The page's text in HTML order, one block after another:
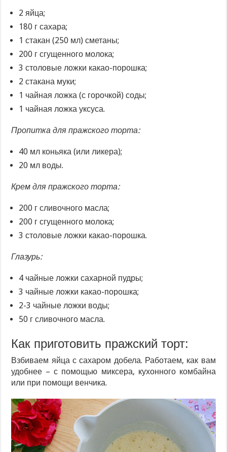
2 яйца;
180 г сахара;
1 стакан (250 мл) сметаны;
200 г сгущенного молока;
3 столовые ложки какао-порошка;
2 стакана муки;
1 чайная ложка (с горочкой) соды;
1 чайная ложка уксуса.
Пропитка для пражского торта:
40 мл коньяка (или ликера);
20 мл воды.
Крем для пражского торта:
200 г сливочного масла;
200 г сгущенного молока;
3 столовые ложки какао-порошка.
Глазурь:
4 чайные ложки сахарной пудры;
3 чайные ложки какао-порошка;
2-3 чайные ложки воды;
50 г сливочного масла.
Как приготовить пражский торт:
Взбиваем яйца с сахаром добела. Работаем, как вам
удобнее – с помощью миксера, кухонного комбайна
или при помощи венчика.